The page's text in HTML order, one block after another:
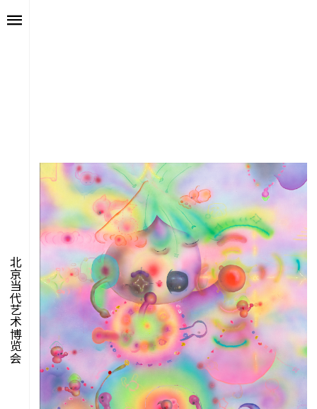
置
像
力
时
饮
别艺术项目
艺博会
聚像
声场
北京当代艺术博览会